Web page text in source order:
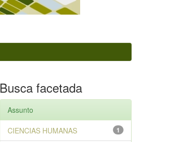
Busca facetada
Assunto
1
CIENCIAS HUMANAS